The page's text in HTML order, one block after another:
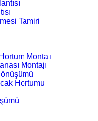
Tamiri
Montajı
Montajı
Hortumu